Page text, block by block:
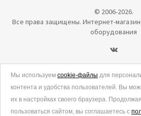
© 2006-2026.
Все права защищены. Интернет-
оборудования
Политика в отношении обработки
Согласие на обработку персональных
Согласие на обработку данных
Мы используем cookie-файлы для
контента и удобства пользователей. Вы
их в настройках своего браузера. Продолжая
пользоваться сайтом, вы соглашаетесь с